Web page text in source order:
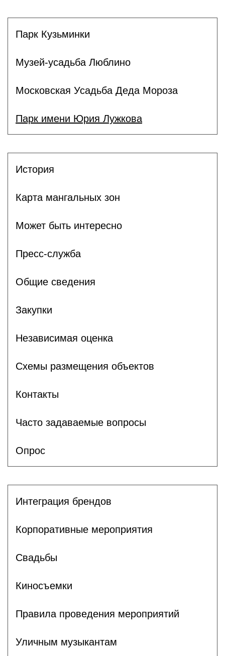
Парк Кузьминки
Музей-усадьба Люблино
Московская Усадьба Деда Мороза
Парк имени Юрия Лужкова
История
Карта мангальных зон
Может быть интересно
Пресс-служба
Общие сведения
Закупки
Независимая оценка
Схемы размещения объектов
Контакты
Часто задаваемые вопросы
Опрос
Интеграция брендов
Корпоративные мероприятия
Свадьбы
Киносъемки
Правила проведения мероприятий
Уличным музыкантам